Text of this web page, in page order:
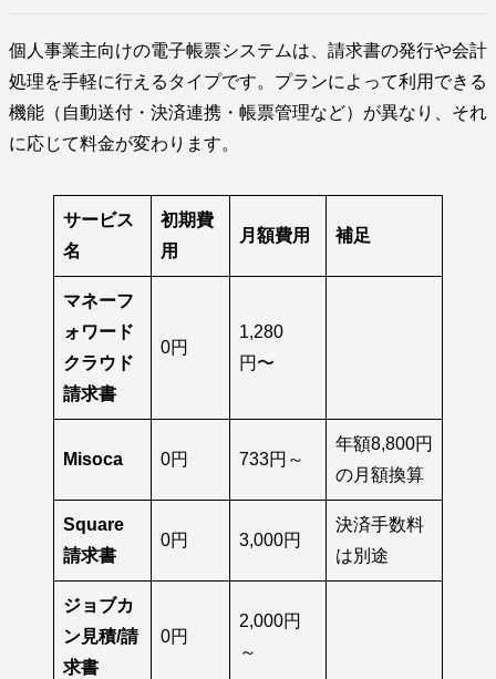
個人事業主向けの電子帳票システムは、請求書の発行や会計
処理を手軽に行えるタイプです。プランによって利用できる
機能（自動送付・決済連携・帳票管理など）が異なり、それ
に応じて料金が変わります。
サービス
名
初期費
用
月額費用 補足
マネーフ
ォワード
クラウド
請求書
0円
1,280
円〜
Misoca 0円 733円～
年額8,800円
の月額換算
Square
請求書
0円 3,000円
決済手数料
は別途
ジョブカ
ン見積/請
求書
0円
2,000円
～